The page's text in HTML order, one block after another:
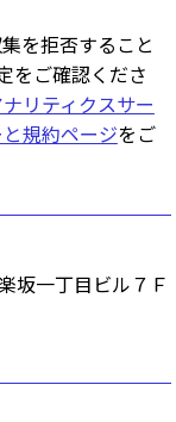
を拒否すること
をご確認くださ
リティクスサー
規約ページをご
坂一丁目ビル７Ｆ